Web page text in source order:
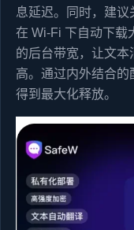
息延迟。同时，建
在 Wi-Fi 下自动下载
的后台带宽，让文本
高。通过内外结合
得到最大化释放。